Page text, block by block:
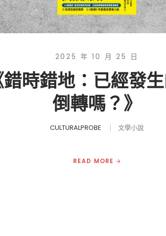
2025 年 10 月 25 日
時錯地：已經發
倒轉嗎？》
CULTURALPROBE 文學小說
READ MORE